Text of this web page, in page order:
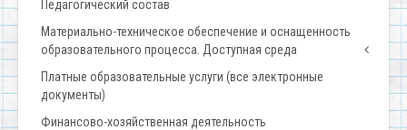
Педагогический состав
Материально-техническое обеспечение и оснащенность
образовательного процесса. Доступная среда
Платные образовательные услуги (все электронные
документы)
Финансово-хозяйственная деятельность